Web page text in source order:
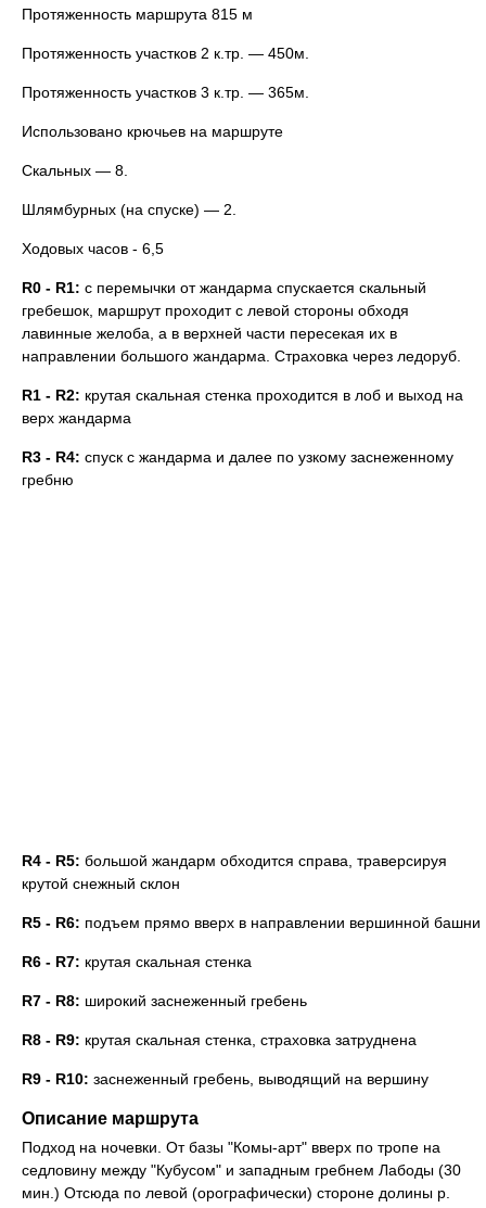
Протяженность маршрута 815 м
Протяженность участков 2 к.тр. — 450м.
Протяженность участков 3 к.тр. — 365м.
Использовано крючьев на маршруте
Скальных — 8.
Шлямбурных (на спуске) — 2.
Ходовых часов - 6,5
R0 - R1: с перемычки от жандарма спускается скальный
гребешок, маршрут проходит с левой стороны обходя
лавинные желоба, а в верхней части пересекая их в
направлении большого жандарма. Страховка через ледоруб.
R1 - R2: крутая скальная стенка проходится в лоб и выход на
верх жандарма
R3 - R4: спуск с жандарма и далее по узкому заснеженному
гребню
R4 - R5: большой жандарм обходится справа, траверсируя
крутой снежный склон
R5 - R6: подъем прямо вверх в направлении вершинной башни
R6 - R7: крутая скальная стенка
R7 - R8: широкий заснеженный гребень
R8 - R9: крутая скальная стенка, страховка затруднена
R9 - R10: заснеженный гребень, выводящий на вершину
Описание маршрута
Подход на ночевки. От базы "Комы-арт" вверх по тропе на
седловину между "Кубусом" и западным гребнем Лабоды (30
мин.) Отсюда по левой (орографически) стороне долины р.